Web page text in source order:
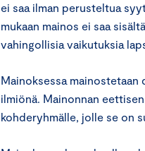
ei saa ilman perusteltua
mukaan mainos ei saa
vahingollisia vaikutuksia
Mainoksessa
ilmiönä. Mainonnan
kohderyhmälle, jolle se on